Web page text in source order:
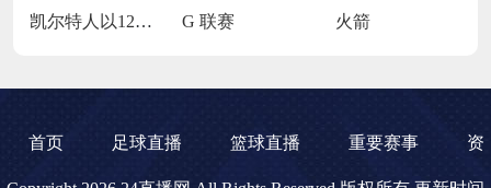
凯尔特人以120-119战胜鹈鹕
G 联赛 火箭
首页 足球直播 篮球直播 重要赛事 资